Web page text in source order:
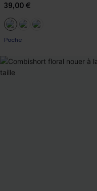
39,00 €
Poche